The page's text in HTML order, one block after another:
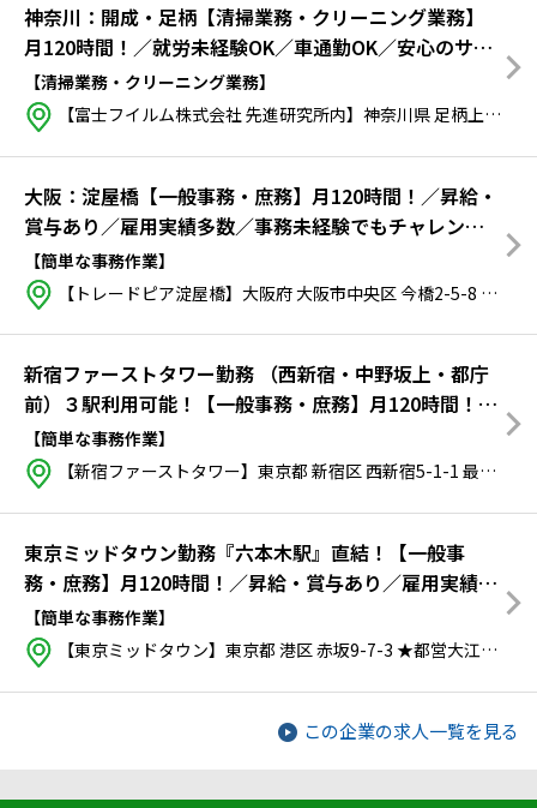
神奈川：開成・足柄【清掃業務・クリーニング業務】
月120時間！／就労未経験OK／車通勤OK／安心のサポ
ート体制！／駅から無料シャトルバスあり／昇給・賞
与あり／雇用実績多数！
【清掃業務・クリーニング業務】
【富士フイルム株式会社 先進研究所内】神奈川県 足柄上郡開成町 牛島５７７●電車でお越しになる場合小田急小田原線 開成駅より、富士フイルム先進研究所、宮台開発センター、富士フイルムビジネスイノベーション竹松事業所を循環する無料シャトルバスが出ておりますので、ご利用下さい。停留所は、西口ロータリー左側(スーパー：マックスバリュー)側にございます。バスには富士フイルムもしくは富士フイルムのロゴマークが付いております。●お車でお越しになる場合 [東名高速 大井松田インターチェンジより]インター料金所を出ましたら、南足柄市方面へ直進、吉田島交差点(マクドナルドがございます)を左折していただき、開成駅を過ぎて直ぐの交差点を右折、暫くすると右手にございます。
大阪：淀屋橋【一般事務・庶務】月120時間！／昇給・
賞与あり／雇用実績多数／事務未経験でもチャレンジ
ください！
【簡単な事務作業】
【トレードピア淀屋橋】大阪府 大阪市中央区 今橋2-5-8 トレードピア淀屋橋14階
新宿ファーストタワー勤務 （西新宿・中野坂上・都庁
前）３駅利用可能！【一般事務・庶務】月120時間！／
昇給・賞与あり／雇用実績多数／事務未経験OK！
【簡単な事務作業】
【新宿ファーストタワー】東京都 新宿区 西新宿5-1-1 最寄り：
東京ミッドタウン勤務『六本木駅』直結！【一般事
務・庶務】月120時間！／昇給・賞与あり／雇用実績多
数／事務未経験でもチャレンジください！
【簡単な事務作業】
【東京ミッドタウン】東京都 港区 赤坂9-7-3 ★都営大江戸線「六本木駅」と直結 ★都営バス01系統 新橋⇔渋谷間「六本木駅前」バス停徒歩3分
この企業の求人一覧を見る